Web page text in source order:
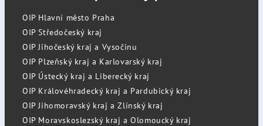
OIP Hlavní město Praha
OIP Středočeský kraj
OIP Jihočeský kraj a Vysočinu
OIP Plzeňský kraj a Karlovarský kraj
OIP Ústecký kraj a Liberecký kraj
OIP Královéhradecký kraj a Pardubický kraj
OIP Jihomoravský kraj a Zlínský kraj
OIP Moravskoslezský kraj a Olomoucký kraj